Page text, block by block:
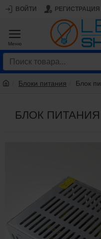
ВОЙТИ РЕГИСТРАЦИЯ
Блоки питания Блок
БЛОК ПИТАНИЯ